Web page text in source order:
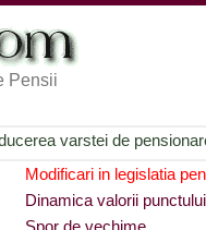
Pensii
varstei de
Modificari in legislatia
Dinamica valorii
Spor de vechime